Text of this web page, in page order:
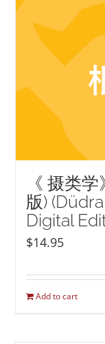
My Account
《 摄类
版)
Digital
$14.95
Add to cart